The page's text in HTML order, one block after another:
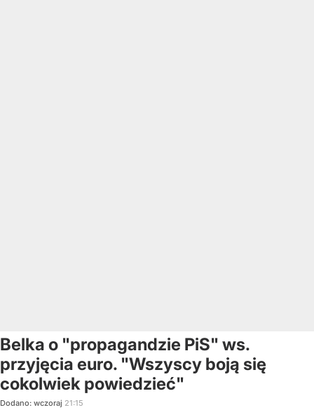
Belka o "propagandzie PiS" ws.
przyjęcia euro. "Wszyscy boją się
cokolwiek powiedzieć"
Dodano: wczoraj 21:15